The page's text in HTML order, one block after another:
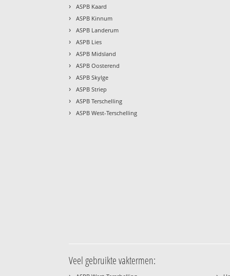
› ASPB Kaard
› ASPB Kinnum
› ASPB Landerum
› ASPB Lies
› ASPB Midsland
› ASPB Oosterend
› ASPB Skylge
› ASPB Striep
› ASPB Terschelling
› ASPB West-Terschelling
Veel gebruikte vaktermen: